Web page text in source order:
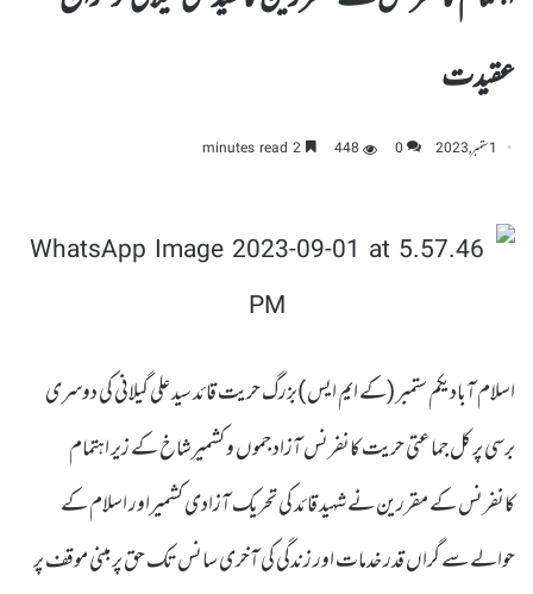
عقیدت
1 ستمبر, 2023 0
448
اسلام آبادیکم ستمبر (کے ایم ایس )بزرگ حریت قائد سید علی گیلانی کی دوسری
برسی پر کل جماعتی حریت کانفرنس آزاد جموں و کشمیرشاخ کے زیر اہتمام
کانفرنس کے مقررین نے شہید قائد کی تحریک آزادی کشمیراور اسلام کے
حوالے سے گراں قدر خدمات اور زندگی کی آخری سانس تک حق پر مبنی موقف پر